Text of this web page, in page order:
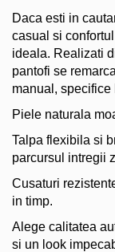
Daca esti in
casual si
ideala. Realizati
pantofi se
manual, specifice
Piele naturala
Talpa flexibila si
parcursul intregii
Cusaturi
in timp.
Alege calitatea
si un look